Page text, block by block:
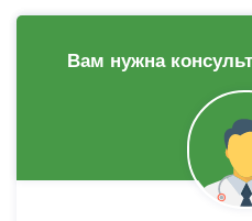
Вам нужна